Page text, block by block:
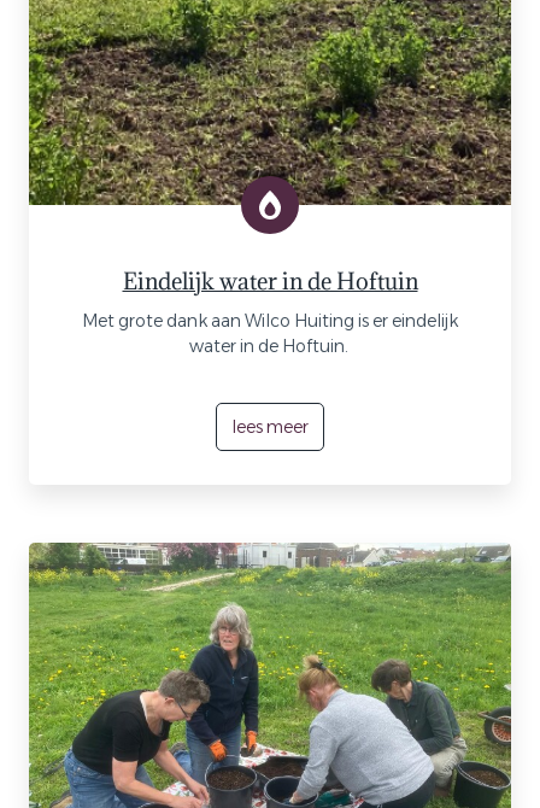
Eindelijk water in de Hoftuin
Met grote dank aan Wilco Huiting is er eindelijk
water in de Hoftuin.
lees meer